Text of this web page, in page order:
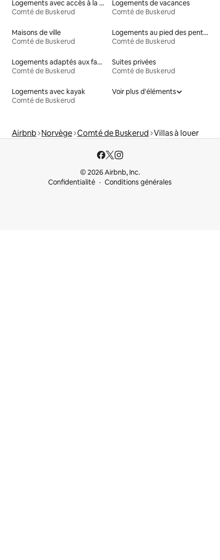
Logements avec accès à la plage
Comté de Buskerud
Logements de vacances
Comté de Buskerud
Maisons de ville
Comté de Buskerud
Logements au pied des pentes à louer
Comté de Buskerud
Logements adaptés aux familles à louer
Comté de Buskerud
Suites privées
Comté de Buskerud
Logements avec kayak
Comté de Buskerud
Voir plus d'éléments
Airbnb Norvège Comté de Buskerud Villas à louer
© 2026 Airbnb, Inc.
Confidentialité
Conditions générales